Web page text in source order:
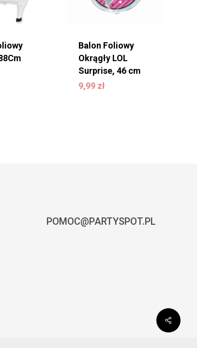
Balon Foliowy
Okrągły LOL
Surprise, 46 cm
9,99 zł
9,99zł
POMOC@PARTYSPOT.PL